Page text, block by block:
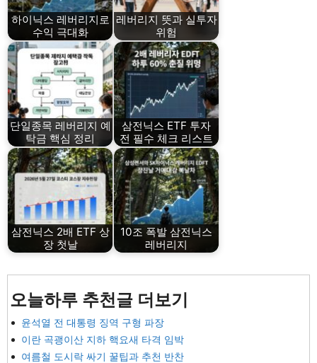
하이닉스 레버리지로
수익 극대화
레버리지 뜻과 실투자
위험
단일종목 레버리지 예
탁금 핵심 정리
삼전닉스 ETF 투자
전 필수 체크 리스트
삼전닉스 2배 ETF 상
장 첫날
10조 폭발 삼전닉스
레버리지
오늘하루 추천글 더보기
윤석열 전 대통령 징역 구형 파장
이란 곡괭이산 지하 핵요새 타격 임박
여름철 도시락 싸기 꿀팁과 추천 반찬